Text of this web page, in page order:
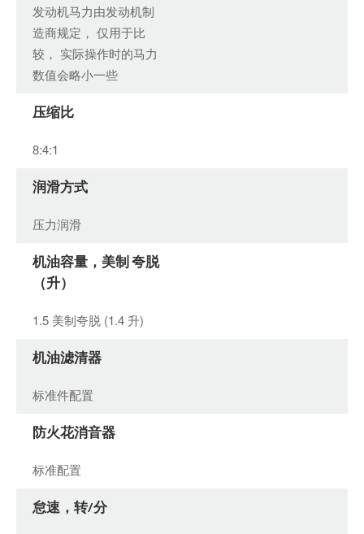
发动机马力由发动机制
造商规定， 仅用于比
较， 实际操作时的马力
数值会略小一些
压缩比
8:4:1
润滑方式
压力润滑
机油容量，美制 夸脱
（升）
1.5 美制夸脱 (1.4 升)
机油滤清器
标准件配置
防火花消音器
标准配置
怠速，转/分